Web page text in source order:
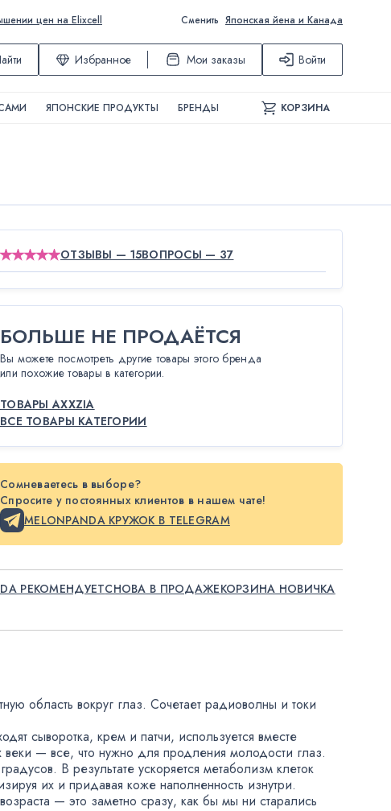
цен на Elixcell Сменить Японская йена и Канада
Избранное Мои заказы Войти
ЯПОНСКИЕ ПРОДУКТЫ БРЕНДЫ КОРЗИНА
ОТЗЫВЫ — 15ВОПРОСЫ — 37
БОЛЬШЕ НЕ ПРОДАЁТСЯ
Вы можете посмотреть другие товары этого бренда
или похожие товары в категории.
ТОВАРЫ AXXZIA
ВСЕ ТОВАРЫ КАТЕГОРИИ
Сомневаетесь в выборе?
Спросите у постоянных клиентов в нашем чате!
MELONPANDA КРУЖОК В TELEGRAM
РЕКОМЕНДУЕТСНОВА В ПРОДАЖЕКОРЗИНА НОВИЧКА
область вокруг глаз. Сочетает радиоволны и токи
сыворотка, крем и патчи, используется вместе
— все, что нужно для продления молодости глаз.
В результате ускоряется метаболизм клеток
их и придавая коже наполненность изнутри.
— это заметно сразу, как бы мы ни старались